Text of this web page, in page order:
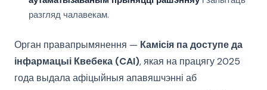
разгляд чалавекам.
Орган правапрымянення — Камісія па доступе да
інфармацыі Квебека (CAI), якая на працягу 2025
года выдала афіцыйныя апавяшчэнні аб